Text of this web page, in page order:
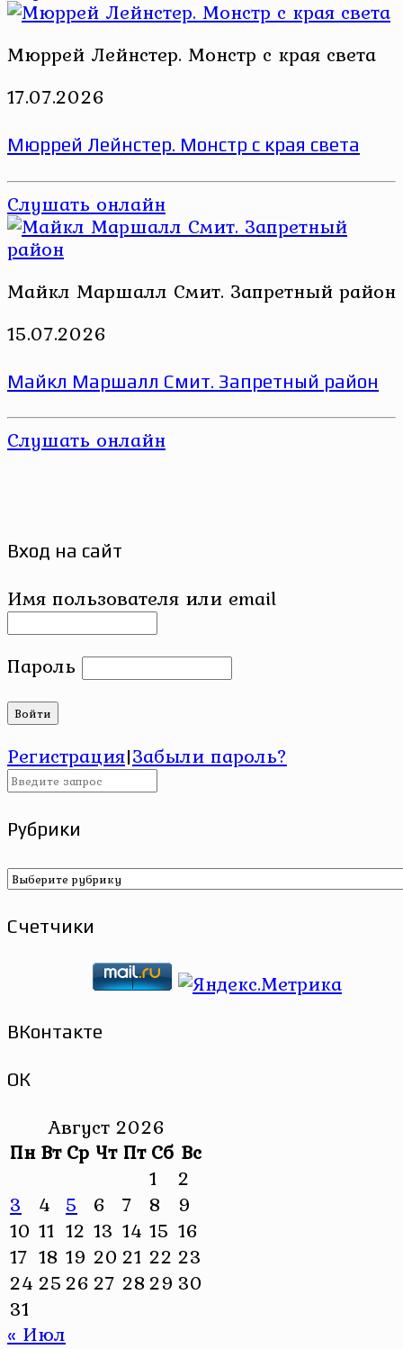
Мюррей Лейнстер. Монстр с края света
17.07.2026
Мюррей Лейнстер. Монстр с края света
Слушать онлайн
Майкл Маршалл Смит. Запретный район
15.07.2026
Майкл Маршалл Смит. Запретный район
Слушать онлайн
Вход на сайт
Имя пользователя или email
Пароль
Регистрация|Забыли пароль?
Рубрики
Рубрики
Счетчики
ВКонтакте
ОК
Август 2026
Пн Вт Ср Чт Пт Сб Вс
1
2
3
4 5 6 7 8
9
10 11 12 13 14 15 16
17 18 19 20 21 22 23
24 2526 27 2829 30
31
« Июл